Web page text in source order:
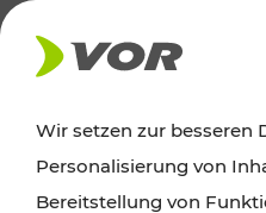
AKTUELLES
Ausflugstipps
Wir setzen zur besseren
Personalisierung von
Bereitstellung von